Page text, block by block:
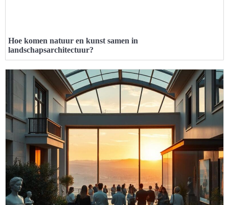
Hoe komen natuur en kunst samen in
landschapsarchitectuur?